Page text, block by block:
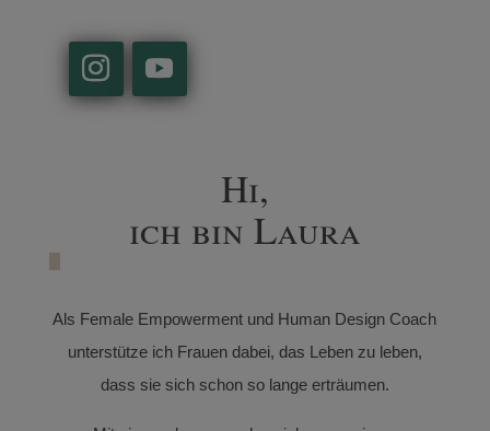
Hi,
ich bin Laura
Als Female Empowerment und Human Design Coach
unterstütze ich Frauen dabei, das Leben zu leben,
dass sie sich schon so lange erträumen.